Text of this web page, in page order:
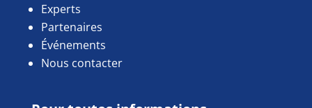
Experts
Partenaires
Événements
Nous contacter